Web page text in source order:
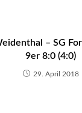
– SG
9er 8:0 (4:0)
29. April 2018